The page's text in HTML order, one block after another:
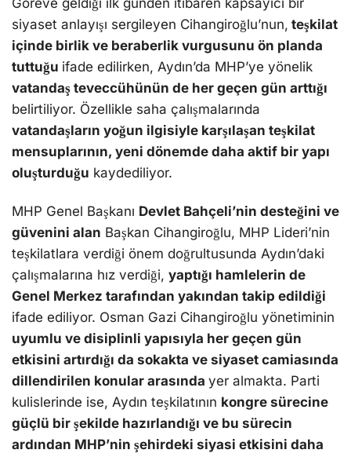
siyaset anlayışı sergileyen Cihangiroğlu’nun, teşkilat
içinde birlik ve beraberlik vurgusunu ön planda
tuttuğu ifade edilirken, Aydın’da MHP’ye yönelik
vatandaş teveccühünün de her geçen gün arttığı
belirtiliyor. Özellikle saha çalışmalarında
vatandaşların yoğun ilgisiyle karşılaşan teşkilat
mensuplarının, yeni dönemde daha aktif bir yapı
oluşturduğu kaydediliyor.
MHP Genel Başkanı Devlet Bahçeli’nin desteğini ve
güvenini alan Başkan Cihangiroğlu, MHP Lideri’nin
teşkilatlara verdiği önem doğrultusunda Aydın’daki
çalışmalarına hız verdiği, yaptığı hamlelerin de
Genel Merkez tarafından yakından takip edildiği
ifade ediliyor. Osman Gazi Cihangiroğlu yönetiminin
uyumlu ve disiplinli yapısıyla her geçen gün
etkisini artırdığı da sokakta ve siyaset camiasında
dillendirilen konular arasında yer almakta. Parti
kulislerinde ise, Aydın teşkilatının kongre sürecine
güçlü bir şekilde hazırlandığı ve bu sürecin
ardından MHP’nin şehirdeki siyasi etkisini daha